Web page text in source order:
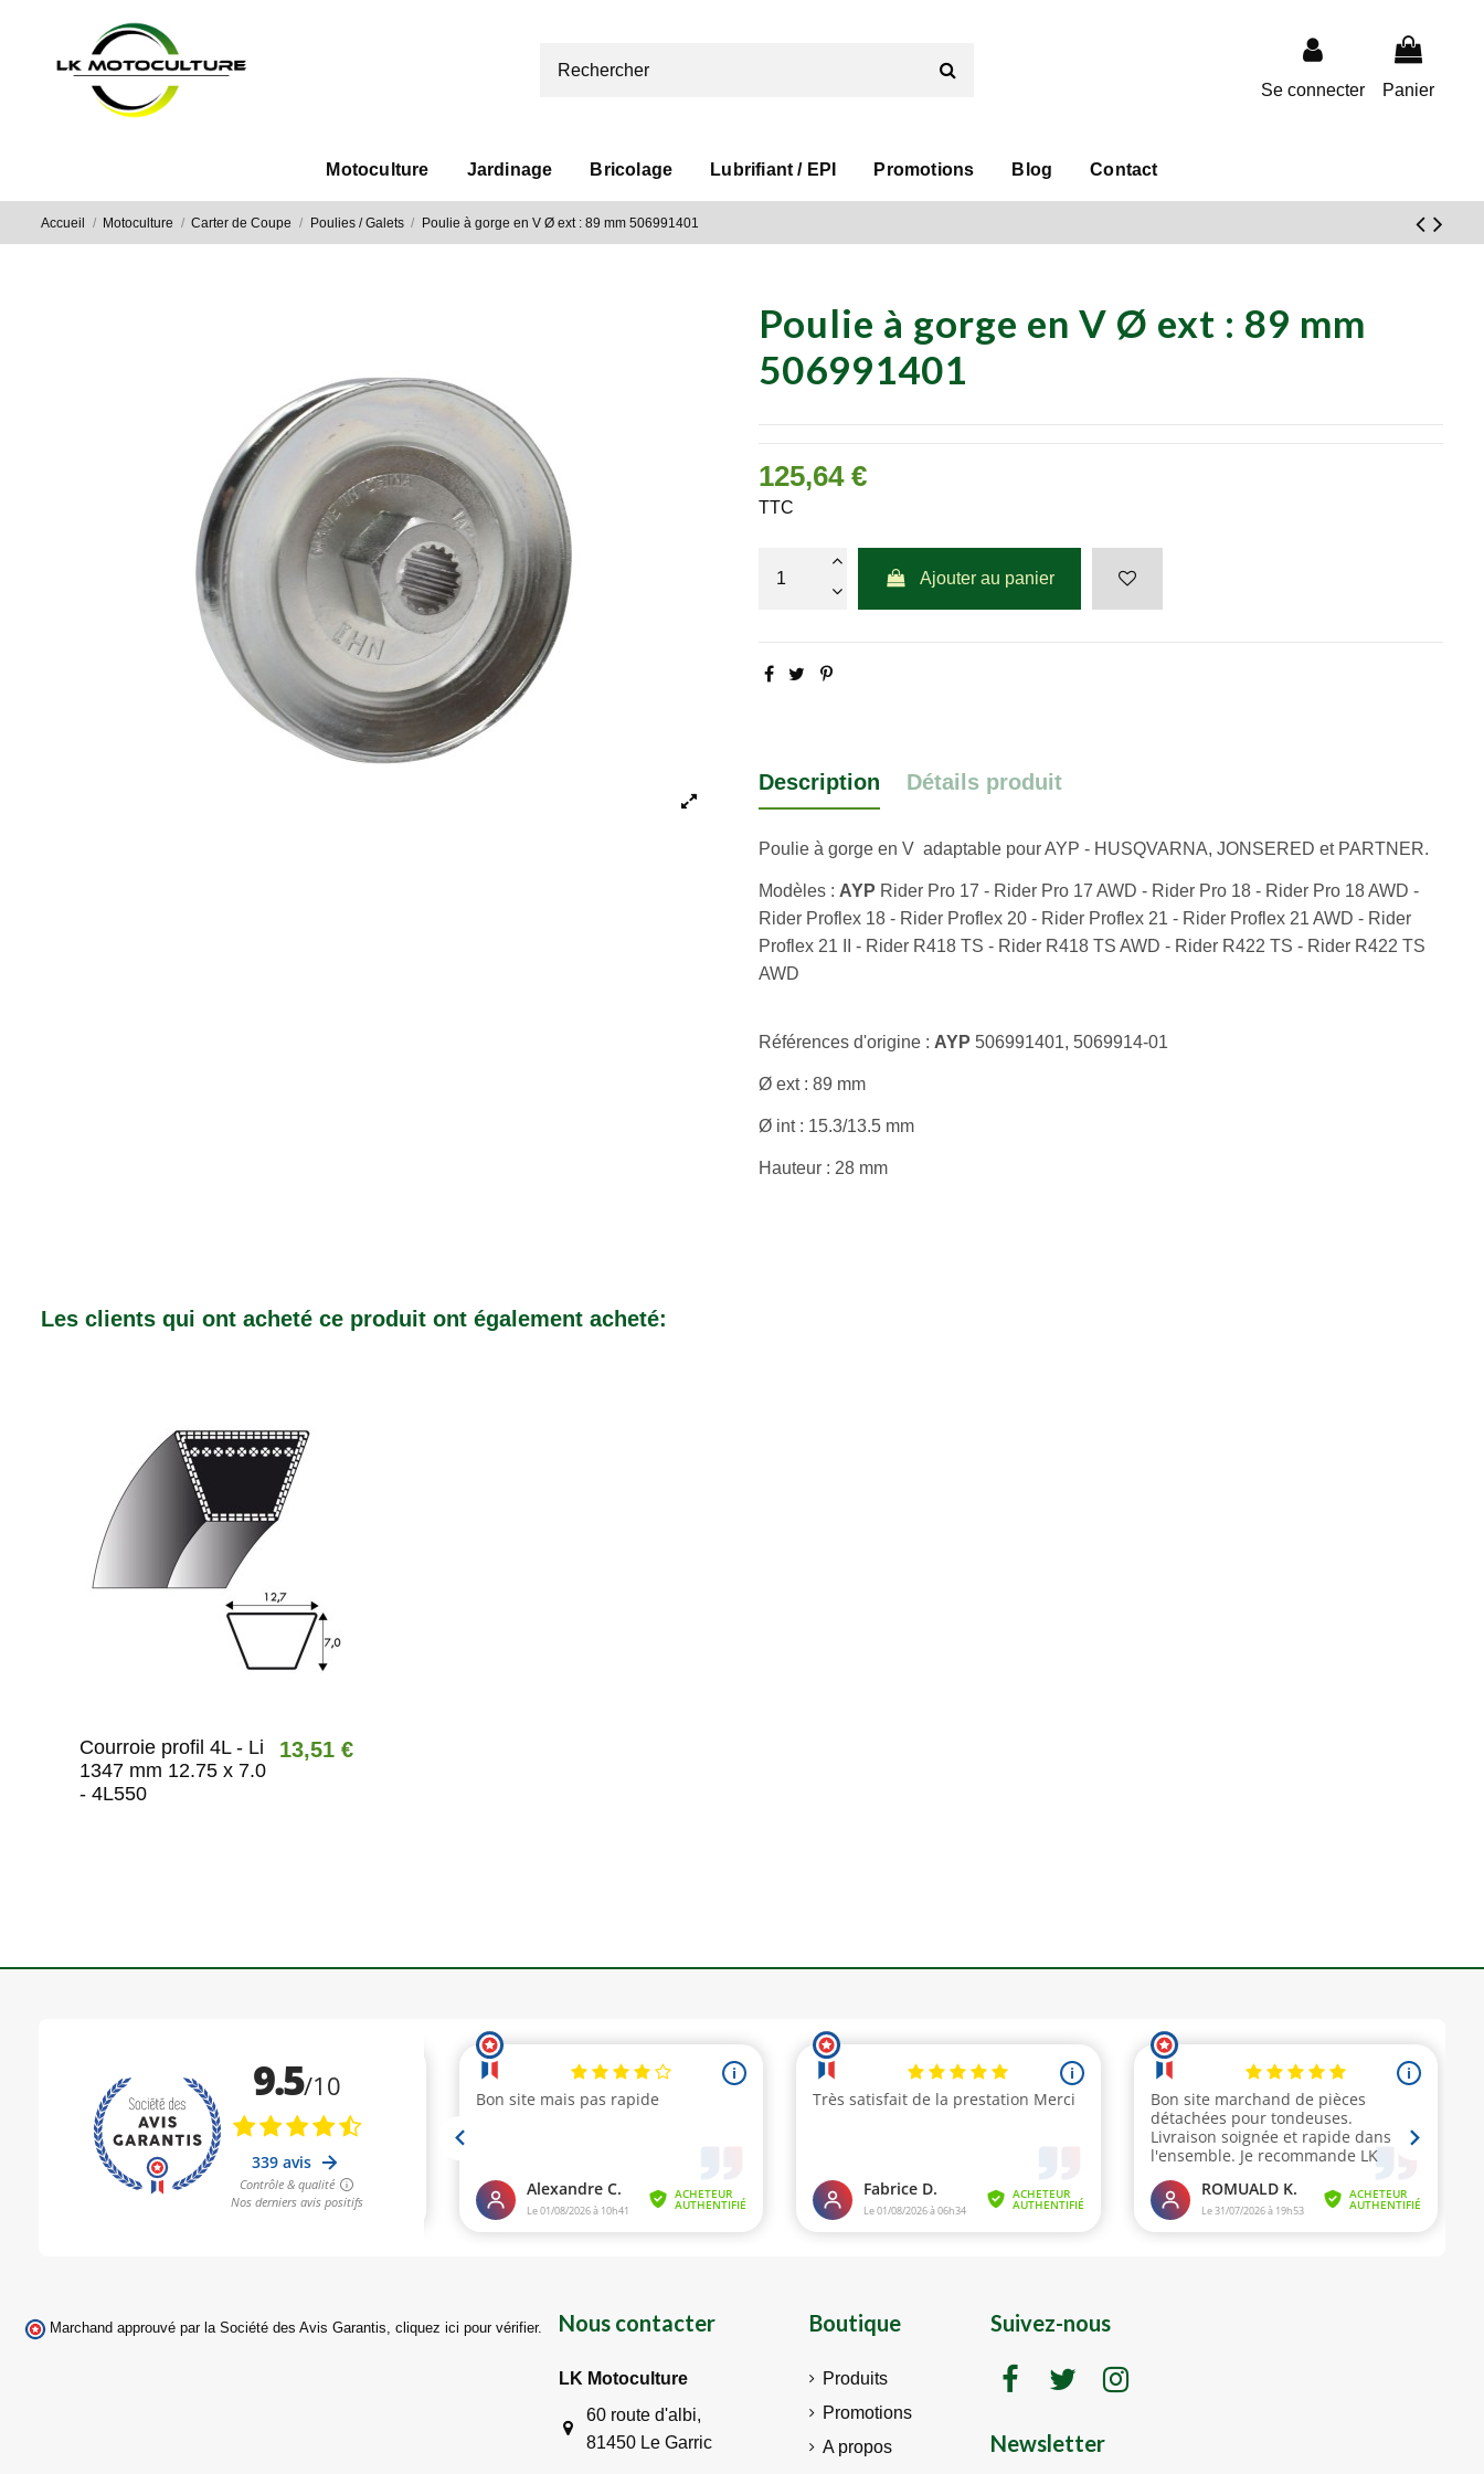
Se connecter Panier
Motoculture Jardinage Bricolage Lubrifiant / EPI Promotions Blog Contact
Accueil Motoculture Carter de Coupe Poulies / Galets Poulie à gorge en V Ø ext : 89 mm 506991401
Poulie à gorge en V Ø ext : 89 mm
506991401
125,64 €
TTC
Ajouter au panier
Description Détails produit
Poulie à gorge en V adaptable pourAYP - HUSQVARNA, JONSERED et PARTNER.
Modèles : AYP Rider Pro 17 - Rider Pro 17 AWD - Rider Pro 18 - Rider Pro 18 AWD -
Rider Proflex 18 - Rider Proflex 20 - Rider Proflex 21 - Rider Proflex 21 AWD - Rider
Proflex 21 II - Rider R418 TS - Rider R418 TS AWD - Rider R422 TS - Rider R422 TS
AWD
Références d'origine : AYP 506991401, 5069914-01
Ø ext : 89 mm
Ø int : 15.3/13.5 mm
Hauteur : 28 mm
Les clients qui ont acheté ce produit ont également acheté:
Courroie profil 4L - Li
1347 mm 12.75 x 7.0
- 4L550
13,51 €
Marchand approuvé par la Société des Avis Garantis, cliquez ici pour vérifier. Nous contacter
LK Motoculture
60 route d'albi,
81450 Le Garric
Boutique
Produits
Promotions
A propos
Suivez-nous
Newsletter